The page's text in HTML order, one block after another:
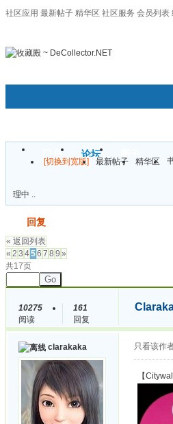
社区应用 最新帖子 精华区 社区服务 会员列表
门户 论坛
[切换到宽版] 最新帖子 精华区
理中 ..
回复
« 返回列表
« 2 3 456 7 8 9 »
共17页
Go
10275
阅读
161
回复
clarakaka 只看该作
【